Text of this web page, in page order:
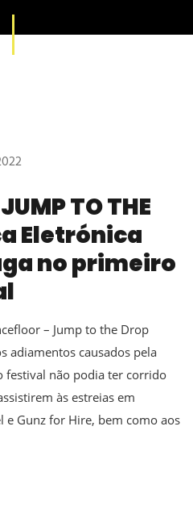
TO THE
Eletrónica
no primeiro
– Jump to the Drop
adiamentos causados pela
festival não podia ter corrido
às estreias em
Gunz for Hire, bem como aos